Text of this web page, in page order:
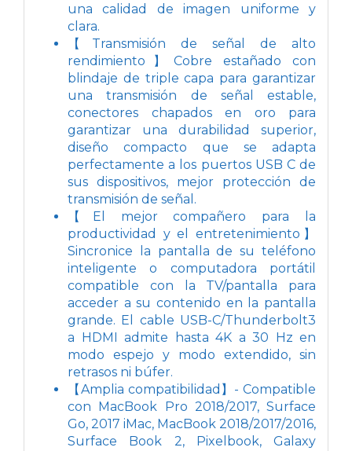
una calidad de imagen uniforme y
clara.
【Transmisión de señal de alto
rendimiento】Cobre estañado con
blindaje de triple capa para garantizar
una transmisión de señal estable,
conectores chapados en oro para
garantizar una durabilidad superior,
diseño compacto que se adapta
perfectamente a los puertos USB C de
sus dispositivos, mejor protección de
transmisión de señal.
【El mejor compañero para la
productividad y el entretenimiento】
Sincronice la pantalla de su teléfono
inteligente o computadora portátil
compatible con la TV/pantalla para
acceder a su contenido en la pantalla
grande. El cable USB-C/Thunderbolt3
a HDMI admite hasta 4K a 30 Hz en
modo espejo y modo extendido, sin
retrasos ni búfer.
【Amplia compatibilidad】- Compatible
con MacBook Pro 2018/2017, Surface
Go, 2017 iMac, MacBook 2018/2017/2016,
Surface Book 2, Pixelbook, Galaxy